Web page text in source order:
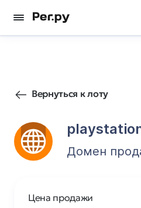
Вернуться к лоту
Домен
Цена продажи